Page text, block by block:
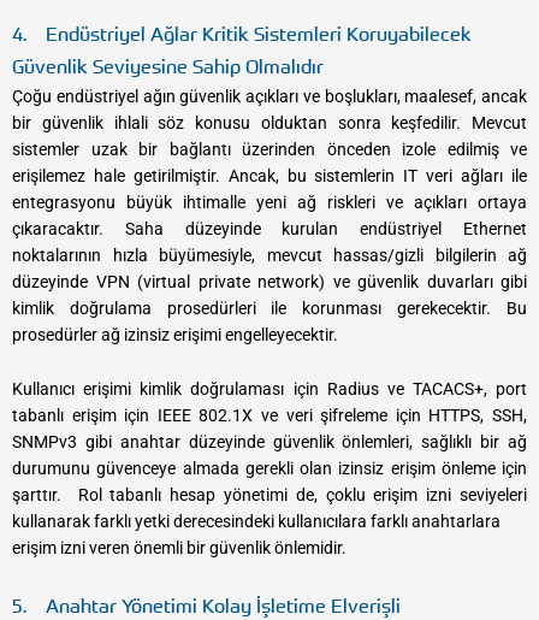
4. Endüstriyel Ağlar Kritik Sistemleri Koruyabilecek
Güvenlik Seviyesine Sahip Olmalıdır
Çoğu endüstriyel ağın güvenlik açıkları ve boşlukları, maalesef, ancak
bir güvenlik ihlali söz konusu olduktan sonra keşfedilir. Mevcut
sistemler uzak bir bağlantı üzerinden önceden izole edilmiş ve
erişilemez hale getirilmiştir. Ancak, bu sistemlerin IT veri ağları ile
entegrasyonu büyük ihtimalle yeni ağ riskleri ve açıkları ortaya
çıkaracaktır. Saha düzeyinde kurulan endüstriyel Ethernet
noktalarının hızla büyümesiyle, mevcut hassas/gizli bilgilerin ağ
düzeyinde VPN (virtual private network) ve güvenlik duvarları gibi
kimlik doğrulama prosedürleri ile korunması gerekecektir. Bu
prosedürler ağ izinsiz erişimi engelleyecektir.
Kullanıcı erişimi kimlik doğrulaması için Radius ve TACACS+, port
tabanlı erişim için IEEE 802.1X ve veri şifreleme için HTTPS, SSH,
SNMPv3 gibi anahtar düzeyinde güvenlik önlemleri, sağlıklı bir ağ
durumunu güvenceye almada gerekli olan izinsiz erişim önleme için
şarttır. Rol tabanlı hesap yönetimi de, çoklu erişim izni seviyeleri
kullanarak farklı yetki derecesindeki kullanıcılara farklı anahtarlara
erişim izni veren önemli bir güvenlik önlemidir.
5. Anahtar Yönetimi Kolay İşletime Elverişli